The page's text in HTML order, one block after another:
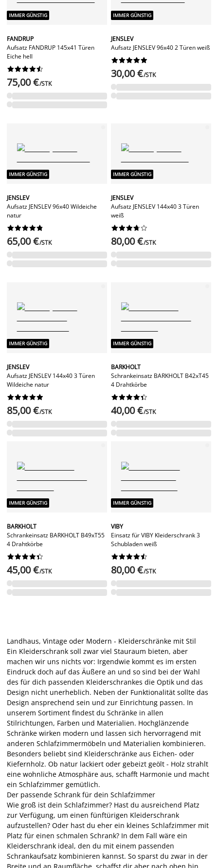
IMMER GÜNSTIG
FANDRUP
Aufsatz FANDRUP 145x41 Türen
Eiche hell






75,00 €/STK
IMMER GÜNSTIG
JENSLEV
Aufsatz JENSLEV 96x40 2 Türen weiß






30,00 €/STK
IMMER GÜNSTIG
JENSLEV
Aufsatz JENSLEV 96x40 Wildeiche
natur






65,00 €/STK
IMMER GÜNSTIG
JENSLEV
Aufsatz JENSLEV 144x40 3 Türen
weiß






80,00 €/STK
IMMER GÜNSTIG
JENSLEV
Aufsatz JENSLEV 144x40 3 Türen
Wildeiche natur






85,00 €/STK
IMMER GÜNSTIG
BARKHOLT
Schrankeinsatz BARKHOLT B42xT45
4 Drahtkörbe






40,00 €/STK
IMMER GÜNSTIG
BARKHOLT
Schrankeinsatz BARKHOLT B49xT55
4 Drahtkörbe






45,00 €/STK
IMMER GÜNSTIG
VIBY
Einsatz für VIBY Kleiderschrank 3
Schubladen weiß






80,00 €/STK
Landhaus, Vintage oder Modern - Kleiderschränke mit Stil
Ein Kleiderschrank soll zwar viel Stauraum bieten, aber
machen wir uns nichts vor: Irgendwie kommt es im ersten
Eindruck doch auf das Äußere an und so sind bei der Wahl
des für dich passenden Kleiderschrankes die Optik und das
Design nicht unerheblich. Neben der Funktionalität sollte das
Design ansprechend sein und zur Einrichtung passen. In
unserem Sortiment findest du Schränke in allen
Stilrichtungen, Farben und Materialien. Hochglänzende
Schränke wirken modern und lassen sich hervorragend mit
anderen Schlafzimmermöbeln und Materialien kombinieren.
Besonders beliebt sind Kleiderschränke aus Eichen- oder
Kiefernholz. Ob natur lackiert oder gebeizt geölt - Holz strahlt
eine wohnliche Atmosphäre aus, schafft Harmonie und macht
ein Schlafzimmer gemütlich.
Der passende Schrank für dein Schlafzimmer
Wie groß ist dein Schlafzimmer? Hast du ausreichend Platz
zur Verfügung, um einen fünftürigen Kleiderschrank
aufzustellen? Oder hast du eher ein kleines Schlafzimmer mit
Platz für einen schmalen Schrank? In dem Fall wäre ein
Kleiderschrank ideal, den du mit einem passenden
Schrankaufsatz kombinieren kannst. So sparst du zwar in der